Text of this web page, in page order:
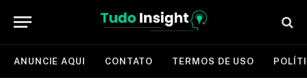
ANUNCIE AQUI CONTATO TERMOS DE USO